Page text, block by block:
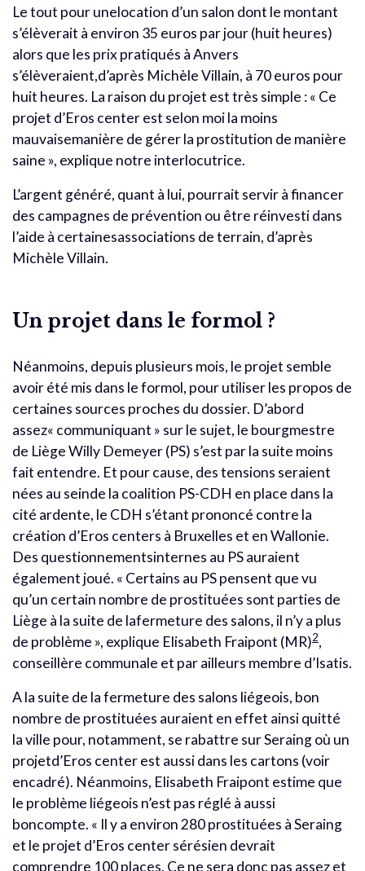
Le tout pour unelocation d’un salon dont le montant
s’élèverait à environ 35 euros par jour (huit heures)
alors que les prix pratiqués à Anvers
s’élèveraient,d’après Michèle Villain, à 70 euros pour
huit heures. La raison du projet est très simple : « Ce
projet d’Eros center est selon moi la moins
mauvaisemanière de gérer la prostitution de manière
saine », explique notre interlocutrice.
L’argent généré, quant à lui, pourrait servir à financer
des campagnes de prévention ou être réinvesti dans
l’aide à certainesassociations de terrain, d’après
Michèle Villain.
Un projet dans le formol ?
Néanmoins, depuis plusieurs mois, le projet semble
avoir été mis dans le formol, pour utiliser les propos de
certaines sources proches du dossier. D’abord
assez« communiquant » sur le sujet, le bourgmestre
de Liège Willy Demeyer (PS) s’est par la suite moins
fait entendre. Et pour cause, des tensions seraient
nées au seinde la coalition PS-CDH en place dans la
cité ardente, le CDH s’étant prononcé contre la
création d’Eros centers à Bruxelles et en Wallonie.
Des questionnementsinternes au PS auraient
également joué. « Certains au PS pensent que vu
qu’un certain nombre de prostituées sont parties de
Liège à la suite de lafermeture des salons, il n’y a plus
de problème », explique Elisabeth Fraipont (MR)2,
conseillère communale et par ailleurs membre d’Isatis.
A la suite de la fermeture des salons liégeois, bon
nombre de prostituées auraient en effet ainsi quitté
la ville pour, notamment, se rabattre sur Seraing où un
projetd’Eros center est aussi dans les cartons (voir
encadré). Néanmoins, Elisabeth Fraipont estime que
le problème liégeois n’est pas réglé à aussi
boncompte. « Il y a environ 280 prostituées à Seraing
et le projet d’Eros center sérésien devrait
comprendre 100 places. Ce ne sera donc pas assez et